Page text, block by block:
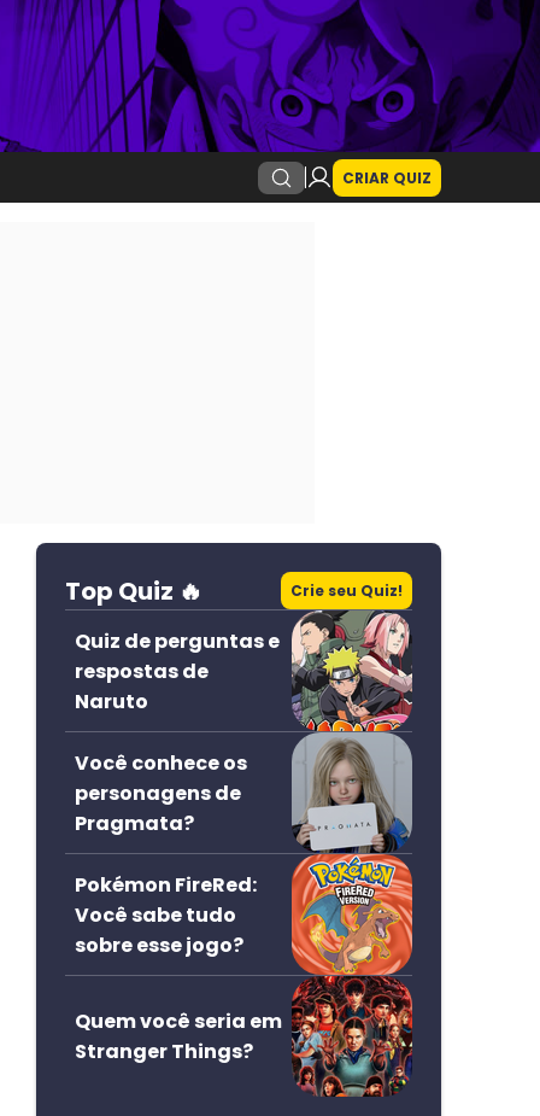
CRIAR QUIZ
Top Quiz 🔥 Crie seu Quiz!
Quiz de perguntas e
respostas de
Naruto
Você conhece os
personagens de
Pragmata?
Pokémon FireRed:
Você sabe tudo
sobre esse jogo?
Quem você seria em
Stranger Things?